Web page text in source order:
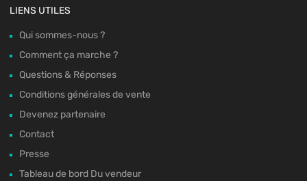
LIENS UTILES
Qui sommes-nous ?
Comment ça marche ?
Questions & Réponses
Conditions générales de vente
Devenez partenaire
Contact
Presse
Tableau de bord Du vendeur